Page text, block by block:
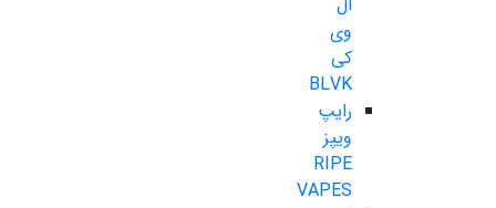
وی
کی
BLVK
رایپ
ویپز
RIPE
VAPES